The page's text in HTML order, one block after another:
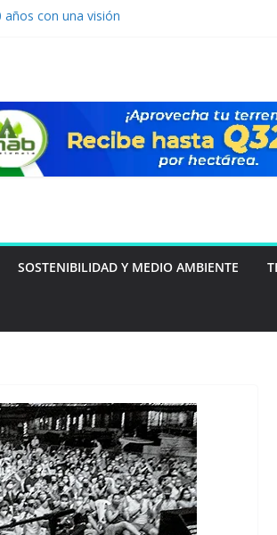
años con una visión
su impacto
al beneficio de
SOSTENIBILIDAD Y MEDIO AMBIENTE